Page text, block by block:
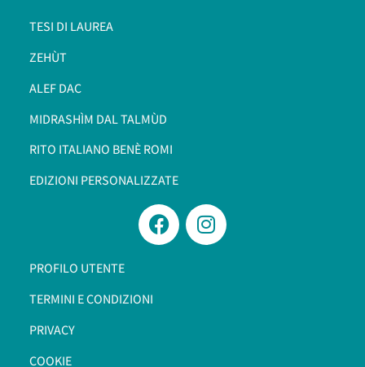
TESI DI LAUREA
ZEHÙT
ALEF DAC
MIDRASHÌM DAL TALMÙD
RITO ITALIANO BENÈ ROMI​
EDIZIONI PERSONALIZZATE
PROFILO UTENTE
TERMINI E CONDIZIONI
PRIVACY
COOKIE